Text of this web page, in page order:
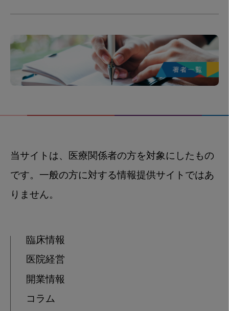
当サイトは、医療関係者の方を対象にしたもの
です。一般の方に対する情報提供サイトではあ
りません。
臨床情報
医院経営
開業情報
コラム